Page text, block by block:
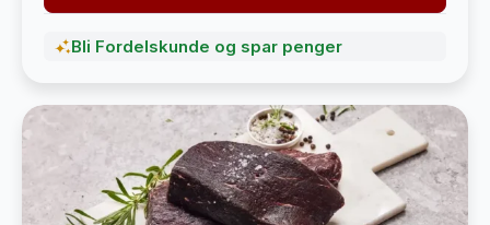
Bli Fordelskunde og spar penger